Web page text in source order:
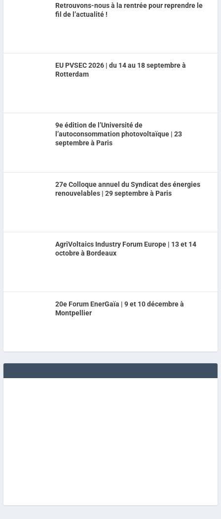
Retrouvons-nous à la rentrée pour reprendre le
fil de l’actualité !
EU PVSEC 2026 | du 14 au 18 septembre à
Rotterdam
9e édition de l’Université de
l’autoconsommation photovoltaïque | 23
septembre à Paris
27e Colloque annuel du Syndicat des énergies
renouvelables | 29 septembre à Paris
AgriVoltaics Industry Forum Europe | 13 et 14
octobre à Bordeaux
20e Forum EnerGaïa | 9 et 10 décembre à
Montpellier